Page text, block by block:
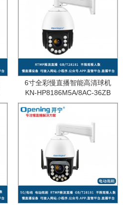
6寸全彩慢直播智能高清球机
KN-HP8186M5A/8AC-36ZB